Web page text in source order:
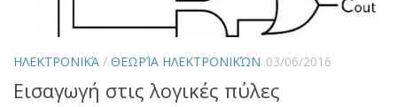
ΗΛΕΚΤΡΟΝΙΚΆ / ΘΕΩΡΊΑ ΗΛΕΚΤΡΟΝΙΚΏΝ 03/06/2016
Εισαγωγή στις λογικές πύλες